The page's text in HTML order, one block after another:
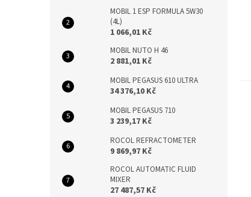
MOBIL 1 ESP FORMULA 5W30
(4L)
1 066,01 Kč
MOBIL NUTO H 46
2 881,01 Kč
MOBIL PEGASUS 610 ULTRA
34 376,10 Kč
MOBIL PEGASUS 710
3 239,17 Kč
ROCOL REFRACTOMETER
9 869,97 Kč
ROCOL AUTOMATIC FLUID
MIXER
27 487,57 Kč